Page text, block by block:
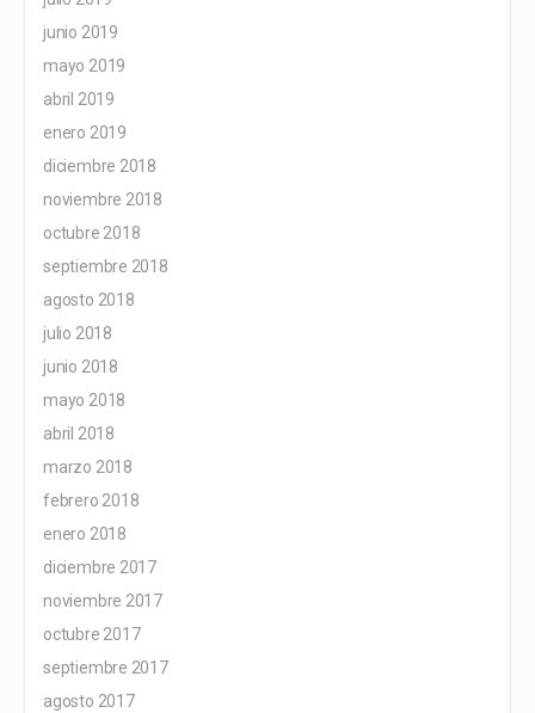
junio 2019
mayo 2019
abril 2019
enero 2019
diciembre 2018
noviembre 2018
octubre 2018
septiembre 2018
agosto 2018
julio 2018
junio 2018
mayo 2018
abril 2018
marzo 2018
febrero 2018
enero 2018
diciembre 2017
noviembre 2017
octubre 2017
septiembre 2017
agosto 2017